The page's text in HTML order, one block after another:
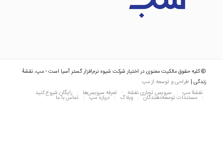
© کلیه حقوق مالکیت معنوی در اختیار شرکت شیوه نرم‌افزار گستر آسیا است - مپ، نقشهٔ
زندگی | طراحی و توسعه از مپ
نقشه‌ٔ مپ
سرویس تجاری نقشه تعرفه سرویس‌ها رایگان شروع کنید
مستندات توسعه‌دهندگان وبلاگ درباره مپ تماس با ما